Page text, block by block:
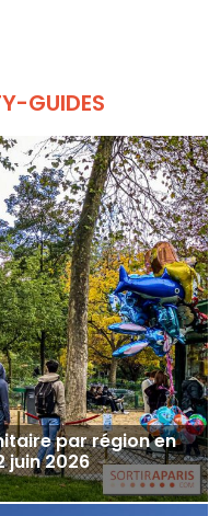
GUIDES
par région en
juin 2026